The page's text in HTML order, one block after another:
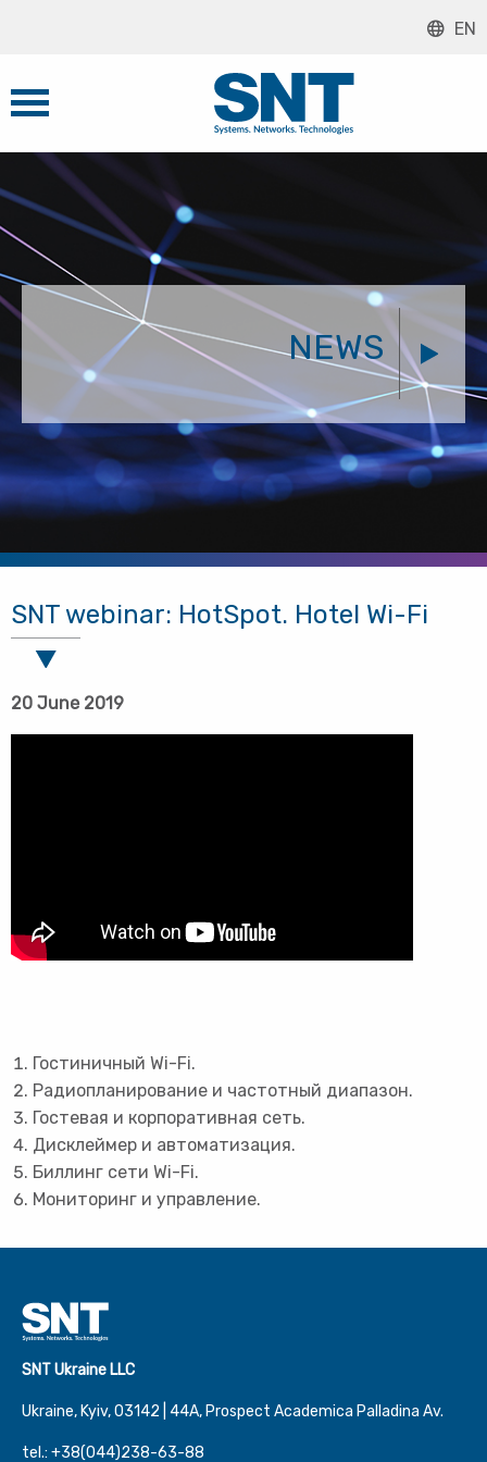
EN
NEWS
SNT webinar: HotSpot. Hotel Wi-Fi
20 June 2019
Гостиничный Wi-Fi.
Радиопланирование и частотный диапазон.
Гостевая и корпоративная сеть.
Дисклеймер и автоматизация.
Биллинг сети Wi-Fi.
Мониторинг и управление.
SNT Ukraine LLC
Ukraine, Kyiv, 03142 | 44А, Prospect Academica Palladina Av.
tel.: +38(044)238-63-88